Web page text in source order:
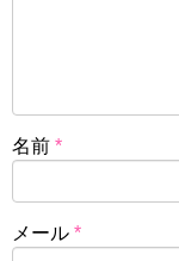
名前 *
メール *